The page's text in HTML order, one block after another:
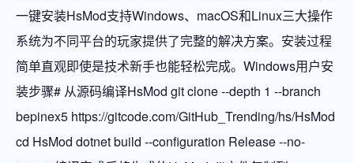
一键安装HsMod支持Windows、macOS和Linux三大操作
系统为不同平台的玩家提供了完整的解决方案。安装过程
简单直观即使是技术新手也能轻松完成。Windows用户安
装步骤# 从源码编译HsMod git clone --depth 1 --branch
bepinex5 https://gitcode.com/GitHub_Trending/hs/HsMod
cd HsMod dotnet build --configuration Release --no-